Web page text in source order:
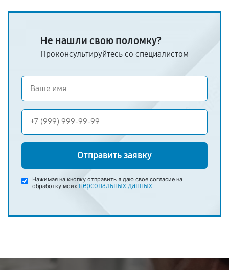
Не нашли свою поломку?
Проконсультируйтесь со специалистом
Отправить заявку
Нажимая на кнопку отправить я даю свое согласие на
обработку моих персональных данных.